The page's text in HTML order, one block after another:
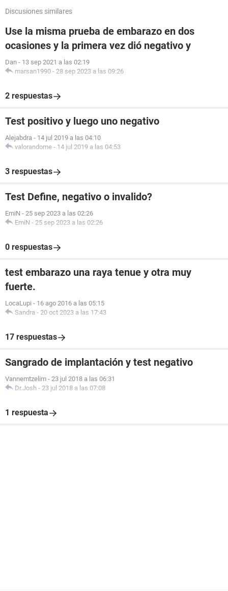
Discusiones similares
Use la misma prueba de embarazo en dos
ocasiones y la primera vez dió negativo y
Dan - 13 sep 2021 a las 02:19
marsan1990 - 28 sep 2023 a las 09:26
2 respuestas
Test positivo y luego uno negativo
Alejabdra - 14 jul 2019 a las 04:10
valorandome - 14 jul 2019 a las 04:53
3 respuestas
Test Define, negativo o invalido?
EmiN - 25 sep 2023 a las 02:26
EmiN - 25 sep 2023 a las 02:26
0 respuestas
test embarazo una raya tenue y otra muy
fuerte.
LocaLupi - 16 ago 2016 a las 05:15
Sandra - 20 oct 2023 a las 17:43
17 respuestas
Sangrado de implantación y test negativo
Vannemtzelim - 23 jul 2018 a las 06:31
Dr.Josh - 23 jul 2018 a las 07:08
1 respuesta